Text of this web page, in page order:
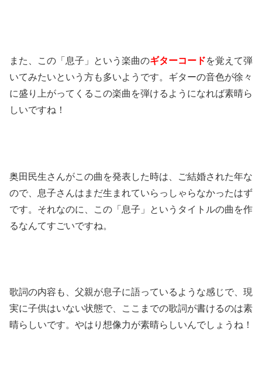
また、この「息子」という楽曲のギターコードを覚えて弾
いてみたいという方も多いようです。ギターの音色が徐々
に盛り上がってくるこの楽曲を弾けるようになれば素晴ら
しいですね！
奥田民生さんがこの曲を発表した時は、ご結婚された年な
ので、息子さんはまだ生まれていらっしゃらなかったはず
です。それなのに、この「息子」というタイトルの曲を作
るなんてすごいですね。
歌詞の内容も、父親が息子に語っているような感じで、現
実に子供はいない状態で、ここまでの歌詞が書けるのは素
晴らしいです。やはり想像力が素晴らしいんでしょうね！